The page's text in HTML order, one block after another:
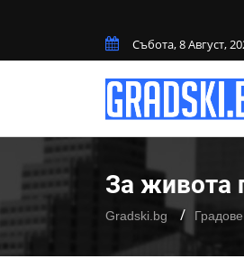
Събота, 8 Август,
За живота
Gradski.bg Градове